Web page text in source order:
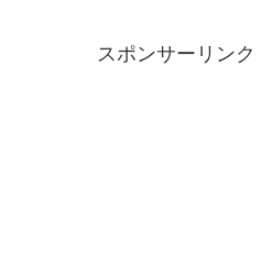
スポンサーリンク